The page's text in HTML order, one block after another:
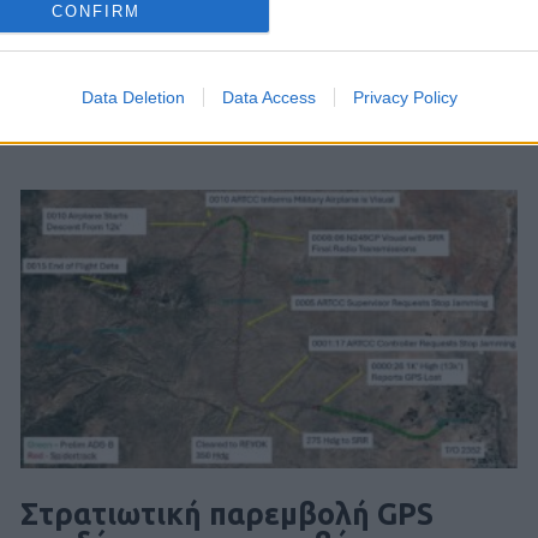
CONFIRM
Data Deletion Data Access Privacy Policy
Στρατιωτική παρεμβολή GPS